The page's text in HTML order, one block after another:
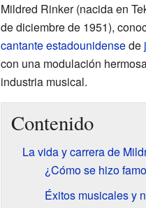
Mildred Rinker (nacida en
de diciembre de 1951),
cantanteestadounidensede
con una modulación
industria musical.
Contenido
La vida y carrera de
¿Cómo se hizo
Éxitos musicales y